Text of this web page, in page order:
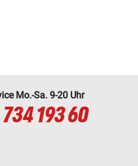
Mo.-Sa. 9-20 Uhr
193 60